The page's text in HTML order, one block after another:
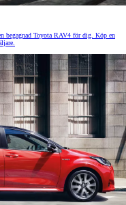
begagnad Toyota RAV4 för dig. Köp en